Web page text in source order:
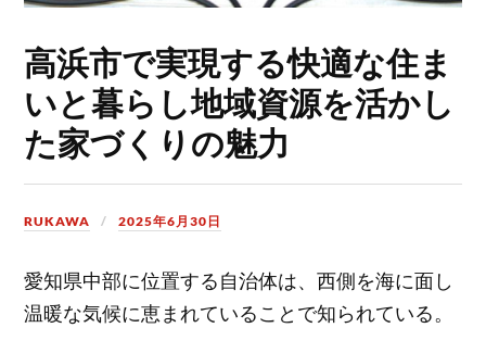
高浜市で実現する快適な住ま
いと暮らし地域資源を活かし
た家づくりの魅力
RUKAWA 2025年6月30日
愛知県中部に位置する自治体は、西側を海に面し
温暖な気候に恵まれていることで知られている。